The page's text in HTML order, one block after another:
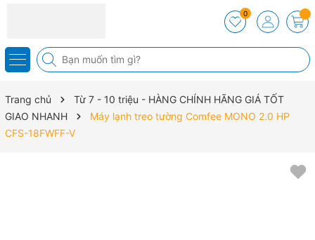
0
Trang chủ
Từ 7 - 10 triệu - HÀNG CHÍNH HÃNG GIÁ TỐT
GIAO NHANH
Máy lạnh treo tường Comfee MONO 2.0 HP
CFS-18FWFF-V